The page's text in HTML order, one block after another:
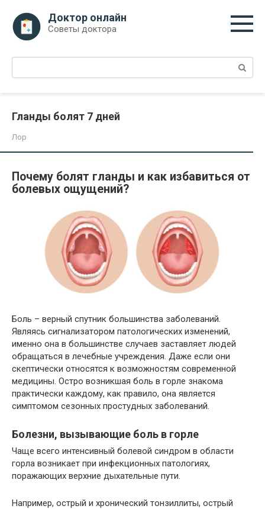
контенту
Доктор онлайн
Советы доктора
Поиск:
Гланды болят 7 дней
Лор
Почему болят гланды и как избавиться от
болевых ощущений?
Боль – верный спутник большинства заболеваний.
Являясь сигнализатором патологических изменений,
именно она в большинстве случаев заставляет людей
обращаться в лечебные учреждения. Даже если они
скептически относятся к возможностям современной
медицины. Остро возникшая боль в горле знакома
практически каждому, как правило, она является
симптомом сезонных простудных заболеваний.
Болезни, вызывающие боль в горле
Чаще всего интенсивный болевой синдром в области
горла возникает при инфекционных патологиях,
поражающих верхние дыхательные пути.
Например, острый и хронический тонзиллиты, острый